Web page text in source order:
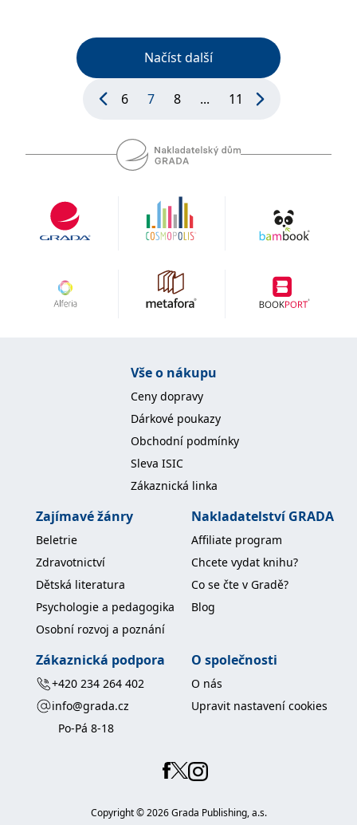
Načíst další
6 7 8 ... 11
Vše o nákupu
Ceny dopravy
Dárkové poukazy
Obchodní podmínky
Sleva ISIC
Zákaznická linka
Zajímavé žánry
Beletrie
Zdravotnictví
Dětská literatura
Psychologie a pedagogika
Osobní rozvoj a poznání
Nakladatelství GRADA
Affiliate program
Chcete vydat knihu?
Co se čte v Gradě?
Blog
Zákaznická podpora
+420 234 264 402
info@grada.cz
Po-Pá 8-18
O společnosti
O nás
Upravit nastavení cookies
Copyright ©2026Grada Publishing, a.s.